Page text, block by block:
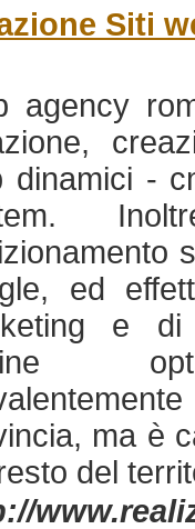
Siti
agency
dinamici -
ed
e
ma è
del